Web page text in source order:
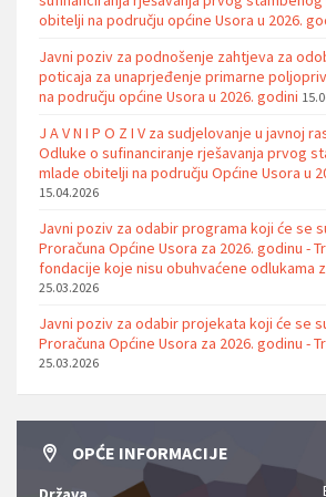
obitelji na području općine Usora u 2026.
Javni poziv za podnošenje zahtjeva za
poticaja za unaprjeđenje primarne
na području općine Usora u 2026. godini
J A V N I P O Z I V za sudjelovanje u javnoj
Odluke o sufinanciranje rješavanja prvog
mlade obitelji na području Općine Usora u
15.04.2026
Javni poziv za odabir programa koji će se
Proračuna Općine Usora za 2026. godinu -
fondacije koje nisu obuhvaćene odlukama
25.03.2026
Javni poziv za odabir projekata koji će se
Proračuna Općine Usora za 2026. godinu -
25.03.2026
OPĆE INFORMACIJE